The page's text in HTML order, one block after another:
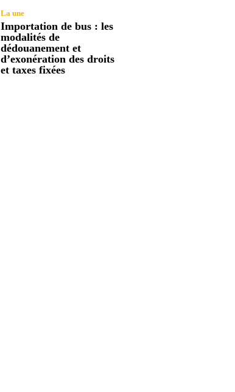
La une
Importation de bus : les
modalités de
dédouanement et
d’exonération des droits
et taxes fixées